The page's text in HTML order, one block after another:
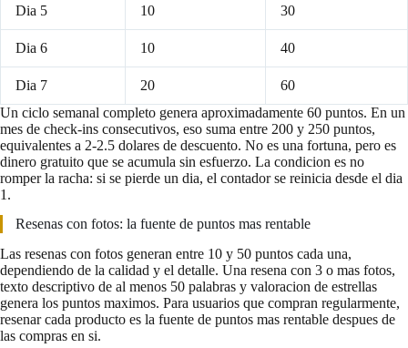
Dia 5 10 30
Dia 6 10 40
Dia 7 20
60
Un ciclo semanal completo genera aproximadamente 60 puntos. En un
mes de check-ins consecutivos, eso suma entre 200 y 250 puntos,
equivalentes a 2-2.5 dolares de descuento. No es una fortuna, pero es
dinero gratuito que se acumula sin esfuerzo. La condicion es no
romper la racha: si se pierde un dia, el contador se reinicia desde el dia
1.
Resenas con fotos: la fuente de puntos mas rentable
Las resenas con fotos generan entre 10 y 50 puntos cada una,
dependiendo de la calidad y el detalle. Una resena con 3 o mas fotos,
texto descriptivo de al menos 50 palabras y valoracion de estrellas
genera los puntos maximos. Para usuarios que compran regularmente,
resenar cada producto es la fuente de puntos mas rentable despues de
las compras en si.